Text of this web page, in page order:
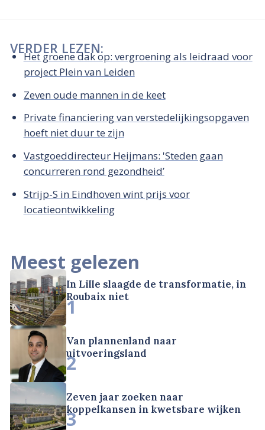
VERDER LEZEN:
Het groene dak op: vergroening als leidraad voor
project Plein van Leiden
Zeven oude mannen in de keet
Private financiering van verstedelijkingsopgaven
hoeft niet duur te zijn
Vastgoeddirecteur Heijmans: 'Steden gaan
concurreren rond gezondheid’
Strijp-S in Eindhoven wint prijs voor
locatieontwikkeling
Meest gelezen
In Lille slaagde de transformatie, in
Roubaix niet
1
Van plannenland naar
uitvoeringsland
2
Zeven jaar zoeken naar
koppelkansen in kwetsbare wijken
3